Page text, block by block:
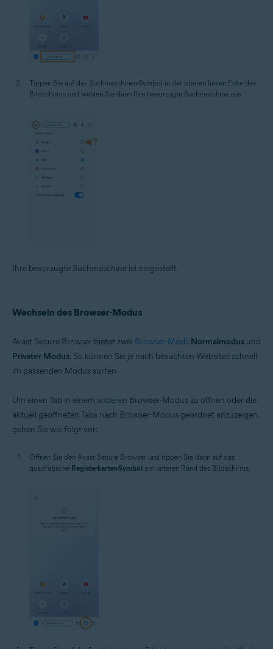
Tippen Sie auf das Suchmaschinen-Symbol in der oberen linken Ecke des
Bildschirms und wählen Sie dann Ihre bevorzugte Suchmaschine aus.
Ihre bevorzugte Suchmaschine ist eingestellt.
Wechseln des Browser-Modus
Avast Secure Browser bietet zwei Browser-Modi: Normalmodus und
Privater Modus. So können Sie je nach besuchten Websites schnell
im passenden Modus surfen.
Um einen Tab in einem anderen Browser-Modus zu öffnen oder die
aktuell geöffneten Tabs nach Browser-Modus geordnet anzuzeigen,
gehen Sie wie folgt vor:
Öffnen Sie den Avast Secure Browser und tippen Sie dann auf das
quadratische Registerkarten-Symbol am unteren Rand des Bildschirms.